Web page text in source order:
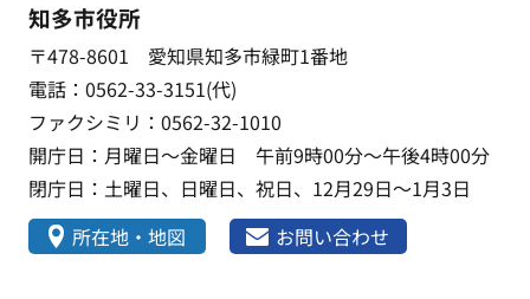
知多市役所
〒478-8601 愛知県知多市緑町1番地
電話：0562-33-3151(代)
ファクシミリ：0562-32-1010
開庁日：月曜日～金曜日 午前9時00分～午後4時00分
閉庁日：土曜日、日曜日、祝日、12月29日～1月3日
所在地・地図
お問い合わせ